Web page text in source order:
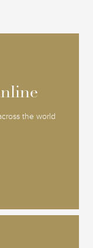
the world